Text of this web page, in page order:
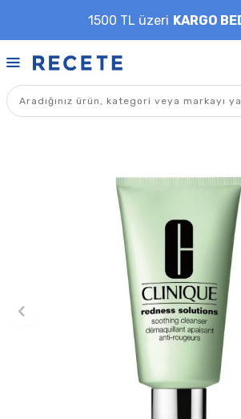
1500 TL üzeri KARGO